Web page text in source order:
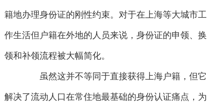
籍地办理身份证的刚性约束。对于在上海等大城市工
作生活但户籍在外地的人员来说，身份证的申领、换
领和补领流程被大幅简化。
虽然这并不等同于直接获得上海户籍，但它
解决了流动人口在常住地最基础的身份认证痛点，为